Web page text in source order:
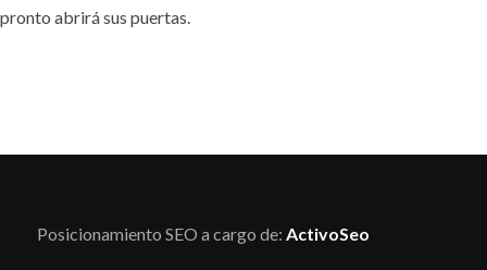
pronto abrirá sus puertas.
Posicionamiento SEO a cargo de: ActivoSeo